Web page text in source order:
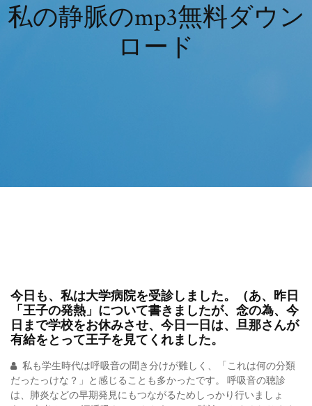
私の静脈のmp3無料ダウン
ロード
今日も、私は大学病院を受診しました。（あ、昨日
「王子の発熱」について書きましたが、念の為、今
日まで学校をお休みさせ、今日一日は、旦那さんが
有給をとって王子を見てくれました。
私も学生時代は呼吸音の聞き分けが難しく、「これは何の分類
だったっけな？」と感じることも多かったです。 呼吸音の聴診
は、肺炎などの早期発見にもつながるためしっかり行いましょ